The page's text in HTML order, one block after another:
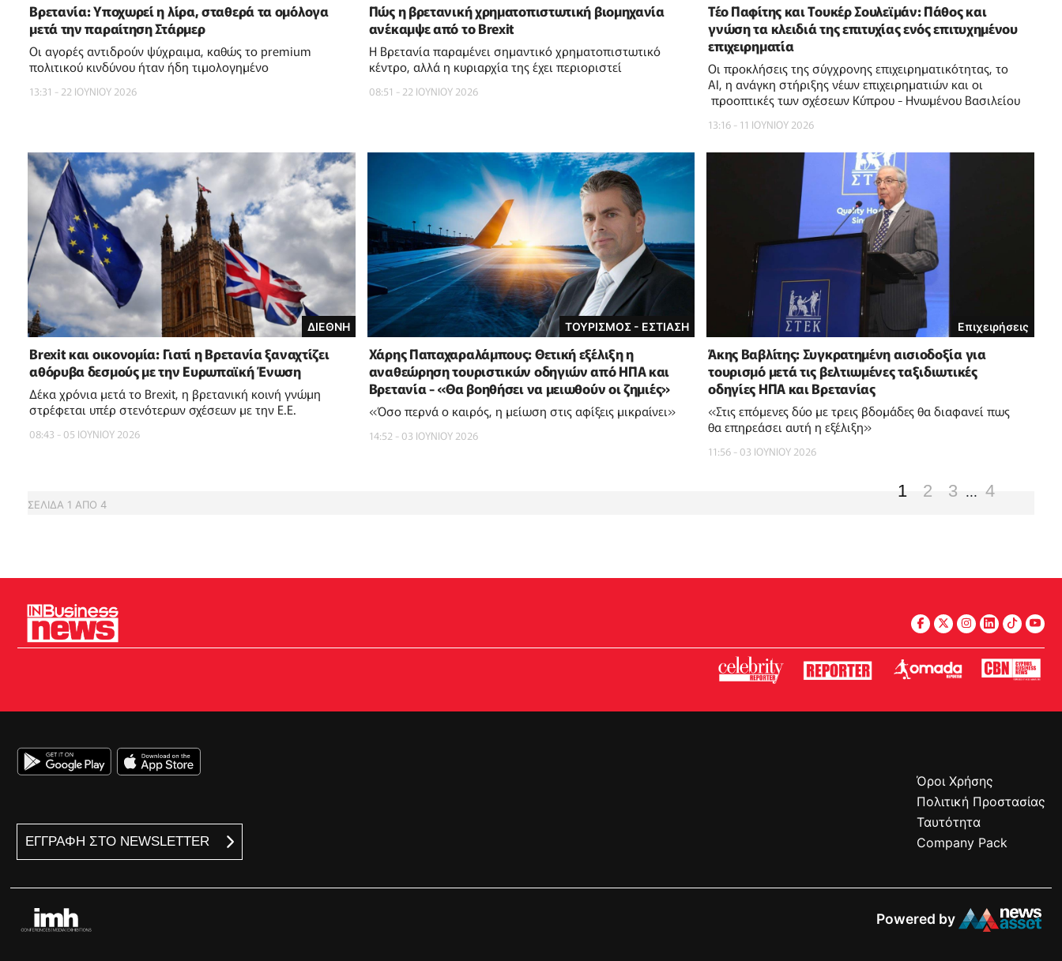
Βρετανία: Υποχωρεί η λίρα, σταθερά τα ομόλογα
μετά την παραίτηση Στάρμερ
Οι αγορές αντιδρούν ψύχραιμα, καθώς το premium
πολιτικού κινδύνου ήταν ήδη τιμολογημένο
13:31 - 22 ΙΟΥΝΙΟΥ 2026
Πώς η βρετανική χρηματοπιστωτική βιομηχανία
ανέκαμψε από το Brexit
Η Βρετανία παραμένει σημαντικό χρηματοπιστωτικό
κέντρο, αλλά η κυριαρχία της έχει περιοριστεί
08:51 - 22 ΙΟΥΝΙΟΥ 2026
Τέο Παφίτης και Τουκέρ Σουλεϊμάν: Πάθος και
γνώση τα κλειδιά της επιτυχίας ενός επιτυχημένου
επιχειρηματία
Οι προκλήσεις της σύγχρονης επιχειρηματικότητας, το
AI, η ανάγκη στήριξης νέων επιχειρηματιών και οι
προοπτικές των σχέσεων Κύπρου - Ηνωμένου Βασιλείου
13:16 - 11 ΙΟΥΝΙΟΥ 2026
ΔΙΕΘΝΗ
Brexit και οικονομία: Γιατί η Βρετανία ξαναχτίζει
αθόρυβα δεσμούς με την Ευρωπαϊκή Ένωση
Δέκα χρόνια μετά το Brexit, η βρετανική κοινή γνώμη
στρέφεται υπέρ στενότερων σχέσεων με την Ε.Ε.
08:43 - 05 ΙΟΥΝΙΟΥ 2026
ΤΟΥΡΙΣΜΟΣ - ΕΣΤΙΑΣΗ
Χάρης Παπαχαραλάμπους: Θετική εξέλιξη η
αναθεώρηση τουριστικών οδηγιών από ΗΠΑ και
Βρετανία - «Θα βοηθήσει να μειωθούν οι ζημιές»
«Όσο περνά ο καιρός, η μείωση στις αφίξεις μικραίνει»
14:52 - 03 ΙΟΥΝΙΟΥ 2026
Επιχειρήσεις
Άκης Βαβλίτης: Συγκρατημένη αισιοδοξία για
τουρισμό μετά τις βελτιωμένες ταξιδιωτικές
οδηγίες ΗΠΑ και Βρετανίας
«Στις επόμενες δύο με τρεις βδομάδες θα διαφανεί πως
θα επηρεάσει αυτή η εξέλιξη»
11:56 - 03 ΙΟΥΝΙΟΥ 2026
ΣΕΛΙΔΑ 1 ΑΠΟ 4
1 2 3 4
ΕΓΓΡΑΦΗ ΣΤΟ NEWSLETTER
Όροι Χρήσης
Πολιτική Προστασίας
Ταυτότητα
Company Pack
Powered by